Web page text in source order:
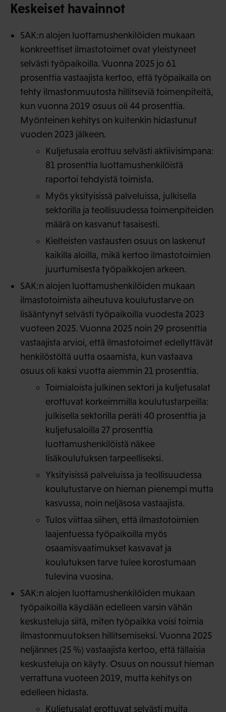
Keskeiset havainnot
SAK:n alojen luottamushenkilöiden mukaan
konkreettiset ilmastotoimet ovat yleistyneet
selvästi työpaikoilla. Vuonna 2025 jo 61
prosenttia vastaajista kertoo, että työpaikalla on
tehty ilmastonmuutosta hillitseviä toimenpiteitä,
kun vuonna 2019 osuus oli 44 prosenttia.
Myönteinen kehitys on kuitenkin hidastunut
vuoden 2023 jälkeen.
Kuljetusala erottuu selvästi aktiivisimpana:
81 prosenttia luottamushenkilöistä
raportoi tehdyistä toimista.
Myös yksityisissä palveluissa, julkisella
sektorilla ja teollisuudessa toimenpiteiden
määrä on kasvanut tasaisesti.
Kielteisten vastausten osuus on laskenut
kaikilla aloilla, mikä kertoo ilmastotoimien
juurtumisesta työpaikkojen arkeen.
SAK:n alojen luottamushenkilöiden mukaan
ilmastotoimista aiheutuva koulutustarve on
lisääntynyt selvästi työpaikoilla vuodesta 2023
vuoteen 2025. Vuonna 2025 noin 29 prosenttia
vastaajista arvioi, että ilmastotoimet edellyttävät
henkilöstöltä uutta osaamista, kun vastaava
osuus oli kaksi vuotta aiemmin 21 prosenttia.
Toimialoista julkinen sektori ja kuljetusalat
erottuvat korkeimmilla koulutustarpeilla:
julkisella sektorilla peräti 40 prosenttia ja
kuljetusaloilla 27 prosenttia
luottamushenkilöistä näkee
lisäkoulutuksen tarpeelliseksi.
Yksityisissä palveluissa ja teollisuudessa
koulutustarve on hieman pienempi mutta
kasvussa, noin neljäsosa vastaajista.
Tulos viittaa siihen, että ilmastotoimien
laajentuessa työpaikoilla myös
osaamisvaatimukset kasvavat ja
koulutuksen tarve tulee korostumaan
tulevina vuosina.
SAK:n alojen luottamushenkilöiden mukaan
työpaikoilla käydään edelleen varsin vähän
keskusteluja siitä, miten työpaikka voisi toimia
ilmastonmuutoksen hillitsemiseksi. Vuonna 2025
neljännes (25 %) vastaajista kertoo, että tällaisia
keskusteluja on käyty. Osuus on noussut hieman
verrattuna vuoteen 2019, mutta kehitys on
edelleen hidasta.
Kuljetusalat erottuvat selvästi muita